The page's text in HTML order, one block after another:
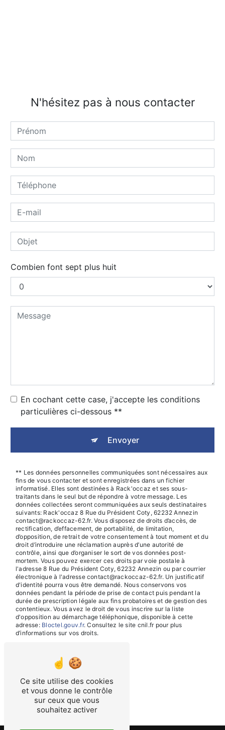
N'hésitez pas à nous contacter
Combien font sept plus huit
En cochant cette case, j'accepte les conditions
particulières ci-dessous **
Envoyer
** Les données personnelles communiquées sont nécessaires aux
fins de vous contacter et sont enregistrées dans un fichier
informatisé. Elles sont destinées à Rack'occaz et ses sous-
traitants dans le seul but de répondre à votre message. Les
données collectées seront communiquées aux seuls destinataires
suivants: Rack'occaz 8 Rue du Président Coty, 62232 Annezin
contact@rackoccaz-62.fr. Vous disposez de droits d’accès, de
rectification, d’effacement, de portabilité, de limitation,
d’opposition, de retrait de votre consentement à tout moment et du
droit d’introduire une réclamation auprès d’une autorité de
contrôle, ainsi que d’organiser le sort de vos données post-
mortem. Vous pouvez exercer ces droits par voie postale à
l'adresse 8 Rue du Président Coty, 62232 Annezin ou par courrier
électronique à l'adresse contact@rackoccaz-62.fr. Un justificatif
d'identité pourra vous être demandé. Nous conservons vos
données pendant la période de prise de contact puis pendant la
durée de prescription légale aux fins probatoires et de gestion des
contentieux. Vous avez le droit de vous inscrire sur la liste
d'opposition au démarchage téléphonique, disponible à cette
adresse: Bloctel.gouv.fr. Consultez le site cnil.fr pour plus
d’informations sur vos droits.
Ce site utilise des cookies
et vous donne le contrôle
sur ceux que vous
souhaitez activer